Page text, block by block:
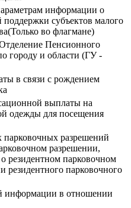
информации о
субъектов малого
во флагмане)
Пенсионного
городу и области (ГУ -
в связи с рождением
выплаты на
одежды для посещения
парковочных разрешений
разрешении,
резидентном парковочном
резидентного парковочного
информации в отношении